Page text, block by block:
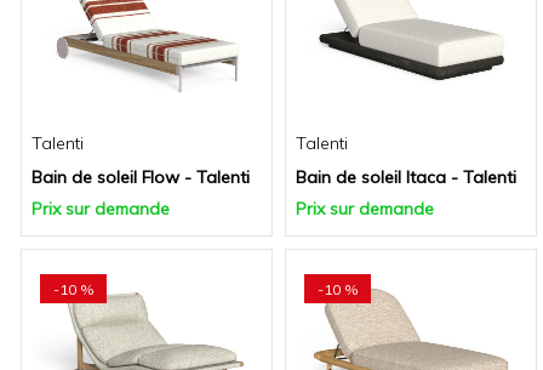
Talenti
Bain de soleil Flow - Talenti
Prix sur demande
Talenti
Bain de soleil Itaca - Talenti
Prix sur demande
-10 % -10 %